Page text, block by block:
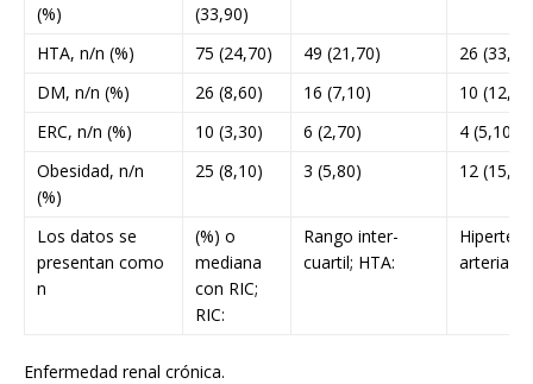
(%)
(33,90)
HTA, n/n (%) 75 (24,70) 49 (21,70)
26
DM, n/n (%)
26 (8,60) 16 (7,10)
10
ERC, n/n (%)
10 (3,30) 6 (2,70)
4 (5,10)
Obesidad, n/n
(%)
25 (8,10) 3 (5,80) 12
Los datos se
presentan como
n
(%) o
mediana
con RIC;
RIC:
Rango inter-
cuartil; HTA:
arterial;
Enfermedad renal crónica.